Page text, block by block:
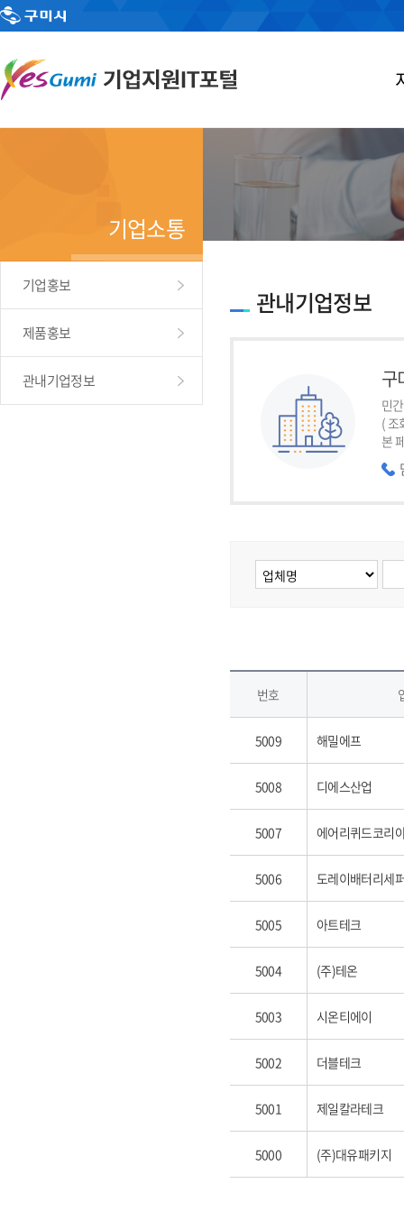
기업소통
기업홍보
제품홍보
관내기업정보
관내기업정보
구
민
( 조
본
번호
5009 해밀에프
5008 디에스산업
5007 에어리퀴드코리
5006 도레이배터리세
5005 아트테크
5004 (주)테온
5003 시온티에이
5002 더블테크
5001 제일칼라테크
5000 (주)대유패키지